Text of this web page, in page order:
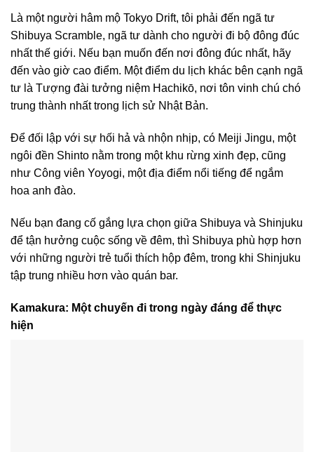
Là một người hâm mộ Tokyo Drift, tôi phải đến ngã tư
Shibuya Scramble, ngã tư dành cho người đi bộ đông đúc
nhất thế giới. Nếu bạn muốn đến nơi đông đúc nhất, hãy
đến vào giờ cao điểm. Một điểm du lịch khác bên cạnh ngã
tư là Tượng đài tưởng niệm Hachikō, nơi tôn vinh chú chó
trung thành nhất trong lịch sử Nhật Bản.
Để đối lập với sự hối hả và nhộn nhịp, có Meiji Jingu, một
ngôi đền Shinto nằm trong một khu rừng xinh đẹp, cũng
như Công viên Yoyogi, một địa điểm nổi tiếng để ngắm
hoa anh đào.
Nếu bạn đang cố gắng lựa chọn giữa Shibuya và Shinjuku
để tận hưởng cuộc sống về đêm, thì Shibuya phù hợp hơn
với những người trẻ tuổi thích hộp đêm, trong khi Shinjuku
tập trung nhiều hơn vào quán bar.
Kamakura: Một chuyến đi trong ngày đáng để thực
hiện